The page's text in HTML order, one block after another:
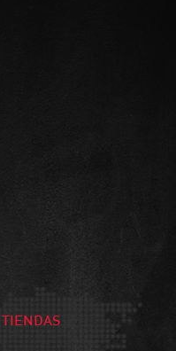
TIENDAS